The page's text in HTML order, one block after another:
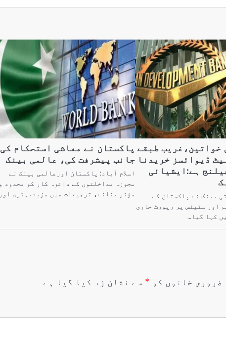
خواتین،غریب طبقے
ڈیوائسز خریدنا
ہے:ایشیائی
بینک نے پاکستان کے
اور سٹیٹس پر رپورٹ جاری
کہا گیا…
پاکستان نے معاشی استحکام کی
جانب پیشرفت کی، عالمی بینک
اسلام آباد: پاکستان اورعالمی بینک نے
مجوزہ مداخلتوں کے دائرہ کار کو محدود و
مؤثر بنانے، ترجیحات میں مزیدبہتری
ضروری خانوں کو * سے نشان زد کیا گیا ہے